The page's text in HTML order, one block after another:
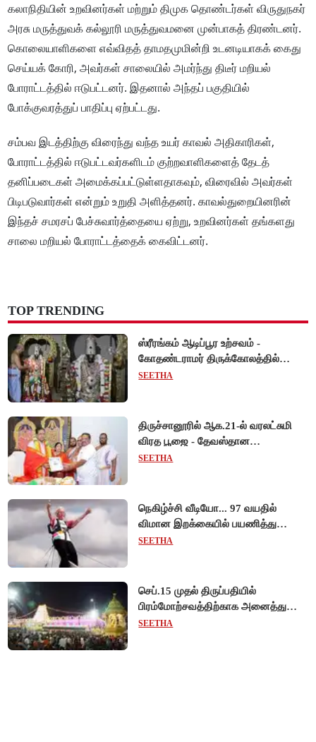
கலாநிதியின் உறவினர்கள் மற்றும் திமுக தொண்டர்கள் விருதுநகர்
அரசு மருத்துவக் கல்லூரி மருத்துவமனை முன்பாகத் திரண்டனர்.
கொலையாளிகளை எவ்விதத் தாமதமுமின்றி உடனடியாகக் கைது
செய்யக் கோரி, அவர்கள் சாலையில் அமர்ந்து திடீர் மறியல்
போராட்டத்தில் ஈடுபட்டனர். இதனால் அந்தப் பகுதியில்
போக்குவரத்துப் பாதிப்பு ஏற்பட்டது.
சம்பவ இடத்திற்கு விரைந்து வந்த உயர் காவல் அதிகாரிகள்,
போராட்டத்தில் ஈடுபட்டவர்களிடம் குற்றவாளிகளைத் தேடத்
தனிப்படைகள் அமைக்கப்பட்டுள்ளதாகவும், விரைவில் அவர்கள்
பிடிபடுவார்கள் என்றும் உறுதி அளித்தனர். காவல்துறையினரின்
இந்தச் சமரசப் பேச்சுவார்த்தையை ஏற்று, உறவினர்கள் தங்களது
சாலை மறியல் போராட்டத்தைக் கைவிட்டனர்.
TOP TRENDING
ஸ்ரீரங்கம் ஆடிப்பூர உற்சவம் -
கோதண்டராமர் திருக்கோலத்தில்
ஆண்டாள் நாச்சியார்!
SEETHA
திருச்சானூரில் ஆக.21-ல் வரலட்சுமி
விரத பூஜை - தேவஸ்தான
அறங்காவலர் குழு தலைவருக்கு
SEETHA
நெகிழ்ச்சி வீடியோ... 97 வயதில்
விமான இறக்கையில் பயணித்து
கின்னஸ் சாதனை படைத்த பிரிட்டன்
SEETHA
செப்.15 முதல் திருப்பதியில்
பிரம்மோற்சவத்திற்காக அனைத்து
சிறப்பு தரிசனங்களும் ரத்து -
SEETHA